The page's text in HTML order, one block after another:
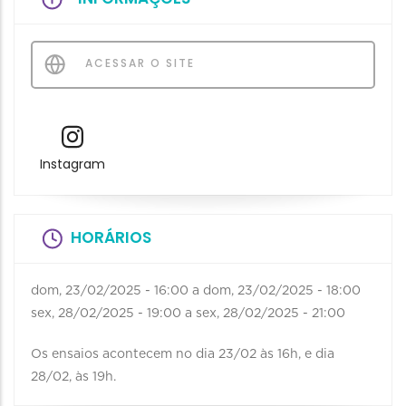
ACESSAR O SITE
Instagram
HORÁRIOS
dom, 23/02/2025 - 16:00 a dom, 23/02/2025 - 18:00
sex, 28/02/2025 - 19:00 a sex, 28/02/2025 - 21:00
Os ensaios acontecem no dia 23/02 às 16h, e dia
28/02, às 19h.